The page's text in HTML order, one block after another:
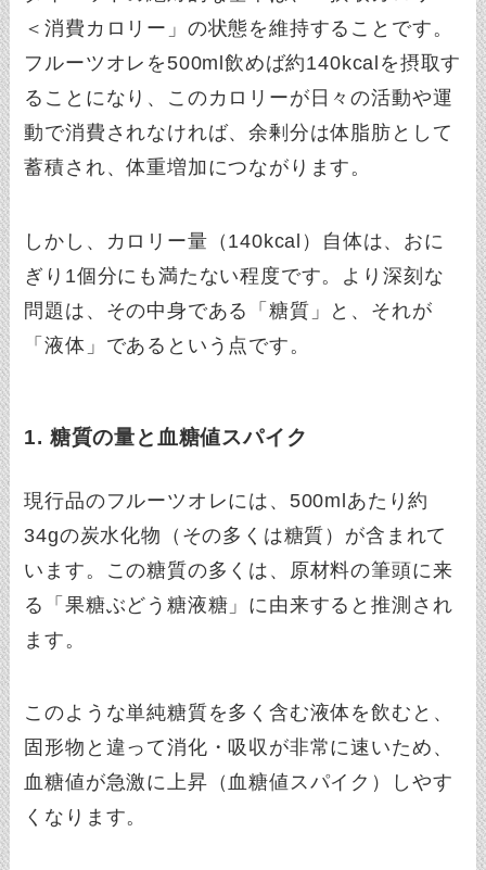
＜消費カロリー」の状態を維持することです。
フルーツオレを500ml飲めば約140kcalを摂取す
ることになり、このカロリーが日々の活動や運
動で消費されなければ、余剰分は体脂肪として
蓄積され、体重増加につながります。
しかし、カロリー量（140kcal）自体は、おに
ぎり1個分にも満たない程度です。より深刻な
問題は、その中身である「糖質」と、それが
「液体」であるという点です。
1. 糖質の量と血糖値スパイク
現行品のフルーツオレには、500mlあたり約
34gの炭水化物（その多くは糖質）が含まれて
います。この糖質の多くは、原材料の筆頭に来
る「果糖ぶどう糖液糖」に由来すると推測され
ます。
このような単純糖質を多く含む液体を飲むと、
固形物と違って消化・吸収が非常に速いため、
血糖値が急激に上昇（血糖値スパイク）しやす
くなります。